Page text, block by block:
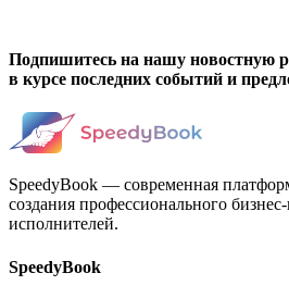
Подпишитесь на нашу новостную
в курсе последних событий и
SpeedyBook — современная
создания профессионального
исполнителей.
SpeedyBook